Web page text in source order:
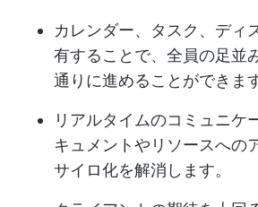
カレンダー、タスク、ディ
有することで、全員の足並
通りに進めることができます
リアルタイムのコミュニケ
キュメントやリソースへの
サイロ化を解消します。